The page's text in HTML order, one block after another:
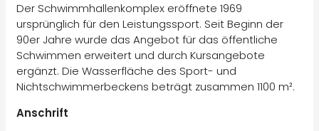
Der Schwimmhallenkomplex eröffnete 1969
ursprünglich für den Leistungssport. Seit Beginn der
90er Jahre wurde das Angebot für das öffentliche
Schwimmen erweitert und durch Kursangebote
ergänzt. Die Wasserfläche des Sport- und
Nichtschwimmerbeckens beträgt zusammen 1100 m².
Anschrift